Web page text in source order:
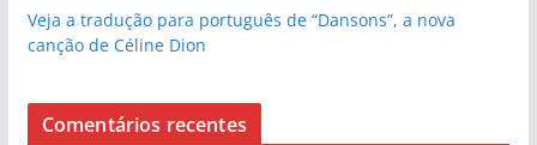
Veja a tradução para português de “Dansons”, a nova
canção de Céline Dion
Comentários recentes